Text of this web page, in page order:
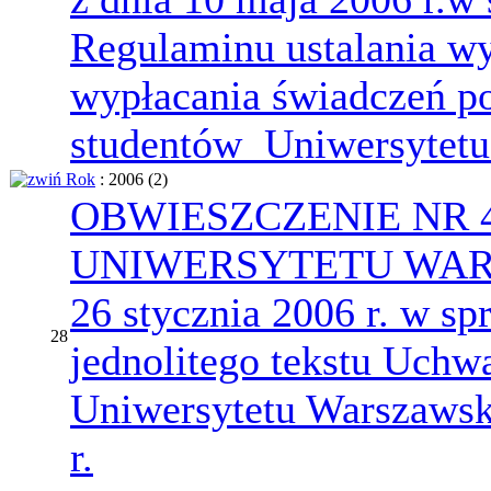
Regulaminu ustalania
wypłacania świadczeń
studentów
Rok : 2006 ‎(2)
28
OBWIESZCZENIE NR
UNIWERSYTETU
26 stycznia 2006 r. w
jednolitego tekstu
Uniwersytetu
r.